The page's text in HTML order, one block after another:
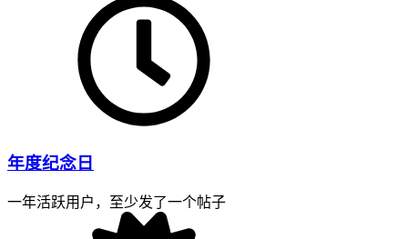
年度纪念日
一年活跃用户，至少发了一个帖子